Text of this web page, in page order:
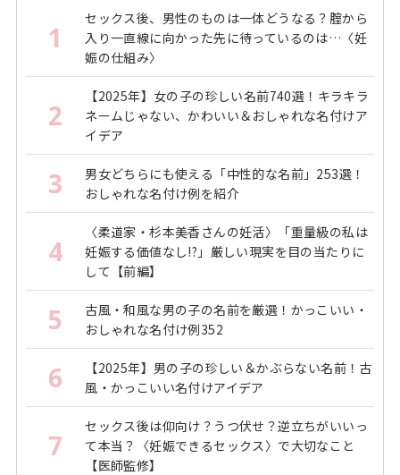
1
セックス後、男性のものは一体どうなる？腟から
入り一直線に向かった先に待っているのは…〈妊
娠の仕組み〉
2
【2025年】女の子の珍しい名前740選！キラキラ
ネームじゃない、かわいい＆おしゃれな名付けア
イデア
3
男女どちらにも使える「中性的な名前」253選！
おしゃれな名付け例を紹介
4
〈柔道家・杉本美香さんの妊活〉「重量級の私は
妊娠する価値なし!?」厳しい現実を目の当たりに
して【前編】
5
古風・和風な男の子の名前を厳選！かっこいい・
おしゃれな名付け例352
6
【2025年】男の子の珍しい＆かぶらない名前！古
風・かっこいい名付けアイデア
7
セックス後は仰向け？うつ伏せ？逆立ちがいいっ
て本当？〈妊娠できるセックス〉で大切なこと
【医師監修】